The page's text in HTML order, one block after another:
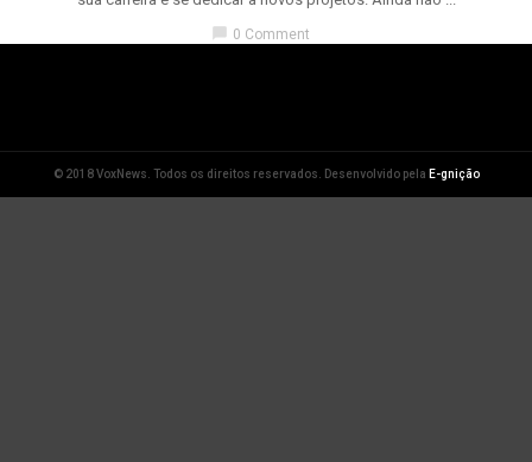
0 Comment
© 2018 VoxNews. Todos os direitos reservados. Desenvolvido pela E-gnição